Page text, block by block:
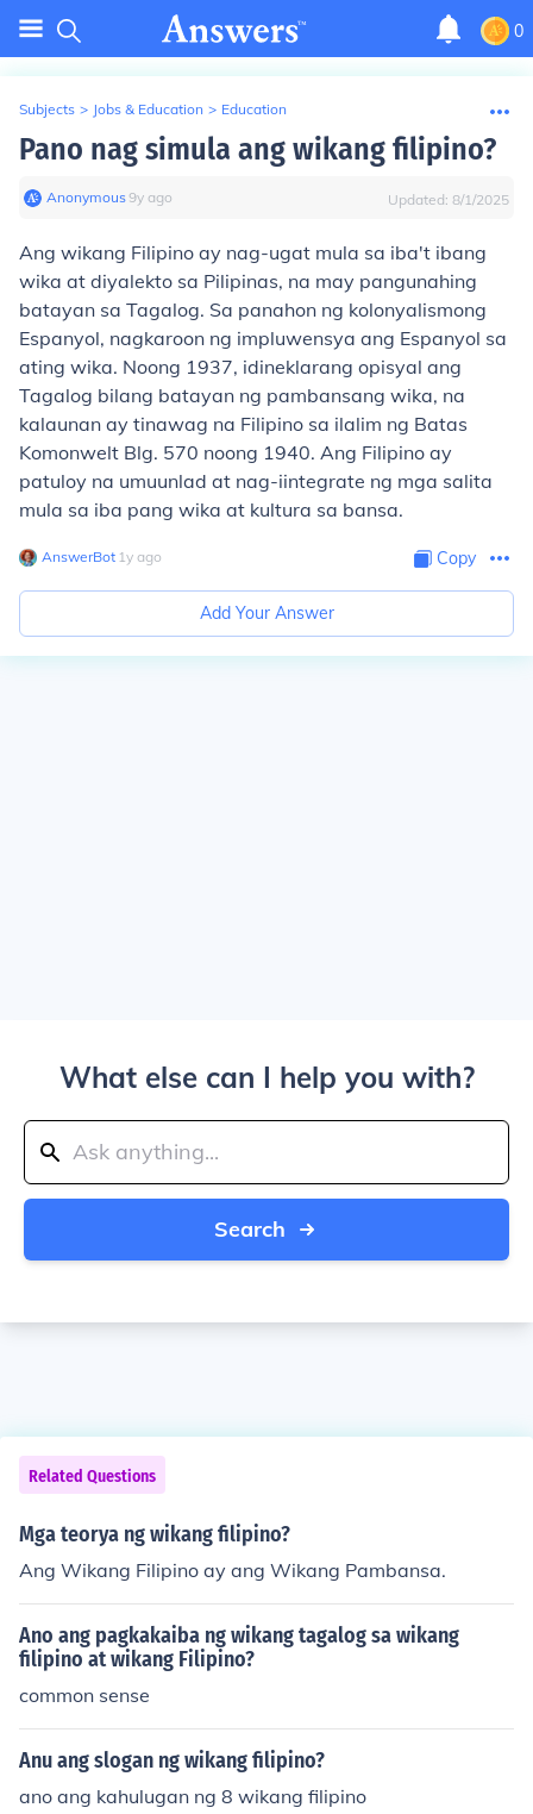
0
Subjects > Jobs & Education > Education
Pano nag simula ang wikang filipino?
Anonymous∙9y ago Updated: 8/1/2025
Ang wikang Filipino ay nag-ugat mula sa iba't ibang
wika at diyalekto sa Pilipinas, na may pangunahing
batayan sa Tagalog. Sa panahon ng kolonyalismong
Espanyol, nagkaroon ng impluwensya ang Espanyol sa
ating wika. Noong 1937, idineklarang opisyal ang
Tagalog bilang batayan ng pambansang wika, na
kalaunan ay tinawag na Filipino sa ilalim ng Batas
Komonwelt Blg. 570 noong 1940. Ang Filipino ay
patuloy na umuunlad at nag-iintegrate ng mga salita
mula sa iba pang wika at kultura sa bansa.
AnswerBot∙ 1y ago Copy
Add Your Answer
What else can I help you with?
Search
Related Questions
Mga teorya ng wikang filipino?
Ang Wikang Filipino ay ang Wikang Pambansa.
Ano ang pagkakaiba ng wikang tagalog sa wikang
filipino at wikang Filipino?
common sense
Anu ang slogan ng wikang filipino?
ano ang kahulugan ng 8 wikang filipino